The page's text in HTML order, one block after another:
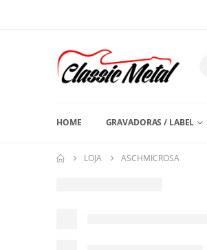
HOME GRAVADORAS / LABEL
LOJA ASCHMICROSA